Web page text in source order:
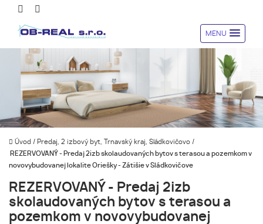
MENU
Úvod / Predaj, 2 izbový byt, Trnavský kraj, Sládkovičovo /
REZERVOVANÝ - Predaj 2izb skolaudovaných bytov s terasou a pozemkom v
novovybudovanej lokalite Oriešky - Zátišie v Sládkovičove
REZERVOVANÝ - Predaj 2izb
skolaudovaných bytov s terasou a
pozemkom v novovybudovanej